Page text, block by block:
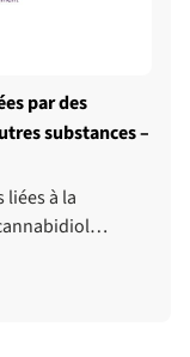
par des
substances –
liées à la